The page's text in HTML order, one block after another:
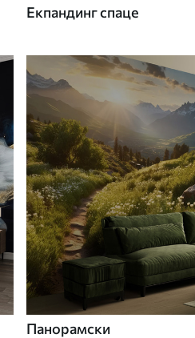
Екпандинг спаце
Панорамски